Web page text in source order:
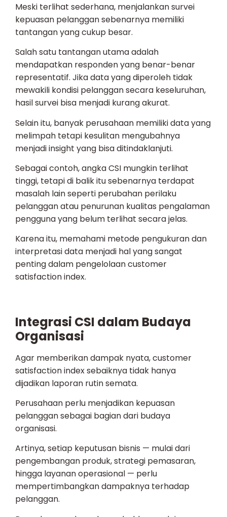
Meski terlihat sederhana, menjalankan survei
kepuasan pelanggan sebenarnya memiliki
tantangan yang cukup besar.
Salah satu tantangan utama adalah
mendapatkan responden yang benar-benar
representatif. Jika data yang diperoleh tidak
mewakili kondisi pelanggan secara keseluruhan,
hasil survei bisa menjadi kurang akurat.
Selain itu, banyak perusahaan memiliki data yang
melimpah tetapi kesulitan mengubahnya
menjadi insight yang bisa ditindaklanjuti.
Sebagai contoh, angka CSI mungkin terlihat
tinggi, tetapi di balik itu sebenarnya terdapat
masalah lain seperti perubahan perilaku
pelanggan atau penurunan kualitas pengalaman
pengguna yang belum terlihat secara jelas.
Karena itu, memahami metode pengukuran dan
interpretasi data menjadi hal yang sangat
penting dalam pengelolaan customer
satisfaction index.
Integrasi CSI dalam Budaya
Organisasi
Agar memberikan dampak nyata, customer
satisfaction index sebaiknya tidak hanya
dijadikan laporan rutin semata.
Perusahaan perlu menjadikan kepuasan
pelanggan sebagai bagian dari budaya
organisasi.
Artinya, setiap keputusan bisnis — mulai dari
pengembangan produk, strategi pemasaran,
hingga layanan operasional — perlu
mempertimbangkan dampaknya terhadap
pelanggan.